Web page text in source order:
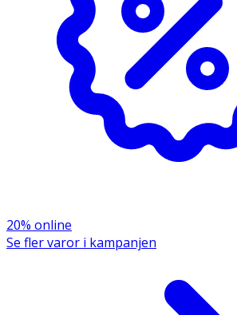
Extra virgin olivolja, oreganoolja
minutiflorum). Olivolja och
Mängd per 2 droppar Oreganoolja 20
droppar 50 mg
20% online
Se fler varor i kampanjen